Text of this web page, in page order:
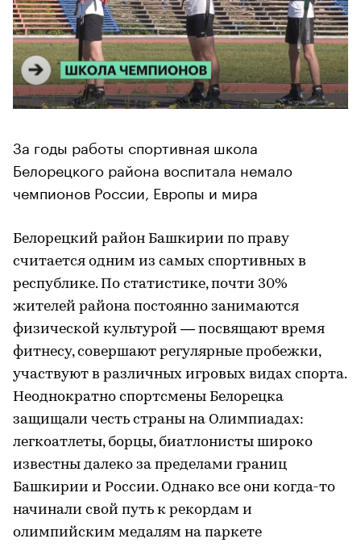
За годы работы спортивная школа
Белорецкого района воспитала немало
чемпионов России, Европы и мира
Белорецкий район Башкирии по праву
считается одним из самых спортивных в
республике. По статистике, почти 30%
жителей района постоянно занимаются
физической культурой — посвящают время
фитнесу, совершают регулярные пробежки,
участвуют в различных игровых видах спорта.
Неоднократно спортсмены Белорецка
защищали честь страны на Олимпиадах:
легкоатлеты, борцы, биатлонисты широко
известны далеко за пределами границ
Башкирии и России. Однако все они когда-то
начинали свой путь к рекордам и
олимпийским медалям на паркете